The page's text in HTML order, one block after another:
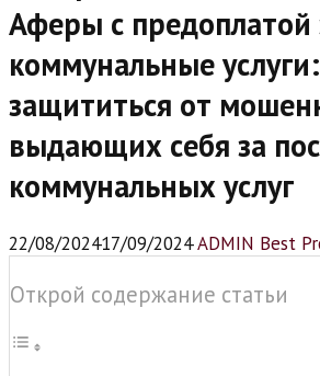
Аферы с предоплатой
коммунальные
защититься от
выдающих себя за
коммунальных услуг
22/08/202417/09/2024ADMIN Best
Открой содержание статьи